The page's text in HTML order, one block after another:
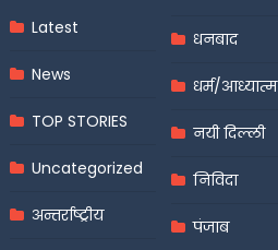
Latest
News
TOP STORIES
Uncategorized
अन्तर्राष्ट्रीय
धनबाद
धर्म/आध्यात्म
नयी दिल्ली
निविदा
पंजाब